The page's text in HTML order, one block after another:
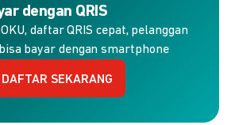
dengan QRIS
daftar QRIS cepat, pelanggan
bayar dengan smartphone
DAFTAR SEKARANG